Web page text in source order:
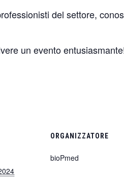
del settore,
un evento
ORGANIZZATORE
bioPmed